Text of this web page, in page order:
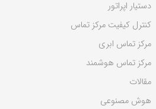
دستیار اپراتور
کنترل کیفیت مرکز تماس
مرکز تماس ابری
مرکز تماس هوشمند
مقالات
هوش مصنوعی